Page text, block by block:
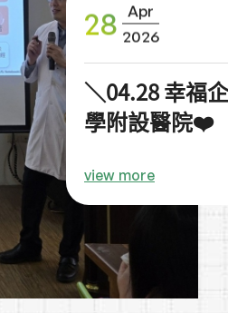
28 Apr
2026
＼04.28 幸福
學附設醫院❤️
view more